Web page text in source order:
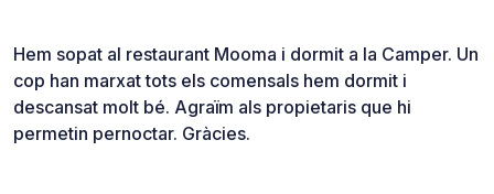
Hem sopat al restaurant Mooma i dormit a la Camper. Un
cop han marxat tots els comensals hem dormit i
descansat molt bé. Agraïm als propietaris que hi
permetin pernoctar. Gràcies.